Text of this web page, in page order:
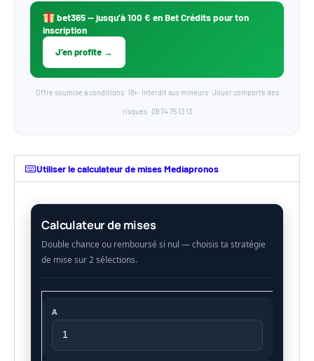
bet365— jusqu’à 100 € en Bet Crédits pour ton
inscription
J’en profite →
Offre soumise à conditions. 18+ · Interdit aux mineurs · Jouer comporte des
risques · 09 74 75 13 13
Utiliser le calculateur de mises Mediapronos
Calculateur de mises
A